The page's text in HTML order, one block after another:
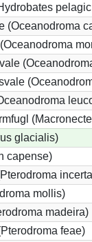
(Oceanodroma
glacialis)
capense)
mollis)
madeira)
feae)